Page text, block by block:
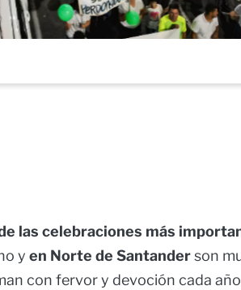
las celebraciones más
y en Norte de Santanderson
con fervor y devoción cada